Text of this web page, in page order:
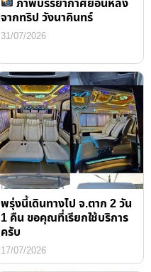
จากทริป วังนาคินทร์
31/07/2026
พรุ่งนี้เดินทางไป จ.ตาก 2 วัน
1 คืน ขอคุณที่เรียกใช้บริการ
ครับ
17/07/2026